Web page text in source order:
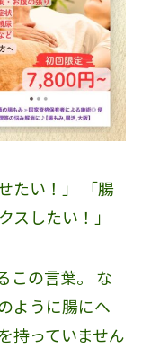
たい！」 「腸
スしたい！」
この言葉。 な
ように腸にへ
持っていません